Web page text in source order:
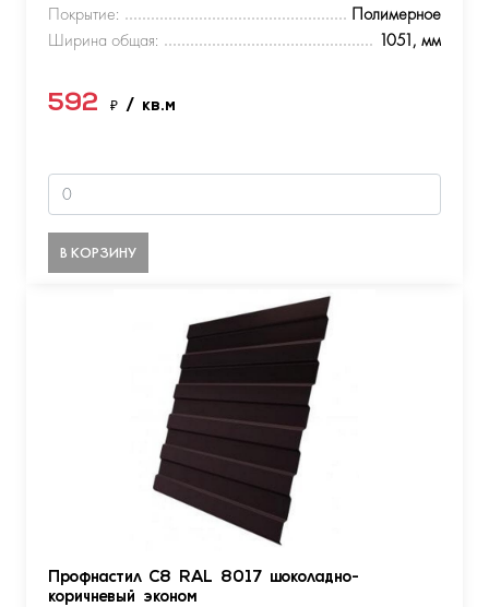
Покрытие:
Полимерное
Ширина общая:
1051, мм
592 ₽ / кв.м
В КОРЗИНУ
Профнастил С8 RAL 8017 шоколадно-
коричневый эконом